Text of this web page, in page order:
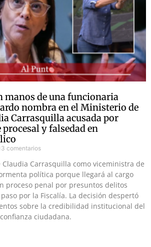
manos de una funcionaria
nombra en el Ministerio de
Carrasquilla acusada por
y falsedad en
comentarios
Carrasquilla como viceministra de
política porque llegará al cargo
proceso penal por presuntos delitos
por la Fiscalía. La decisión despertó
sobre la credibilidad institucional del
ciudadana.